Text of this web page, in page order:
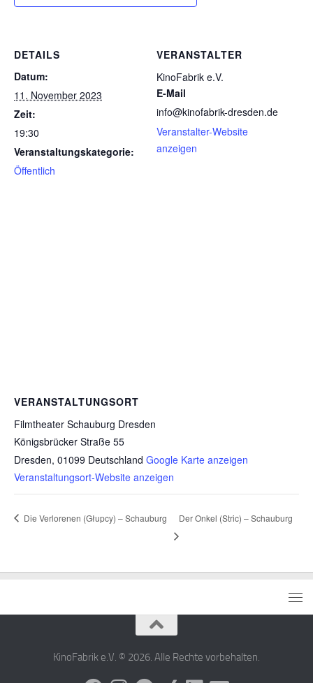
DETAILS
Datum:
11. November 2023
Zeit:
19:30
Veranstaltungskategorie:
Öffentlich
VERANSTALTER
KinoFabrik e.V.
E-Mail
info@kinofabrik-dresden.de
Veranstalter-Website
anzeigen
VERANSTALTUNGSORT
Filmtheater Schauburg Dresden
Königsbrücker Straße 55
Dresden, 01099 Deutschland Google Karte anzeigen
Veranstaltungsort-Website anzeigen
Die Verlorenen (Głupcy) – Schauburg Der Onkel (Stric) – Schauburg
KinoFabrik e.V. © 2026. Alle Rechte vorbehalten.